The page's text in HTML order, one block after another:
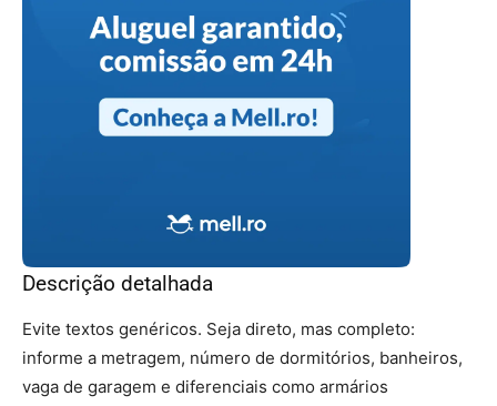
Descrição detalhada
Evite textos genéricos. Seja direto, mas completo:
informe a metragem, número de dormitórios, banheiros,
vaga de garagem e diferenciais como armários